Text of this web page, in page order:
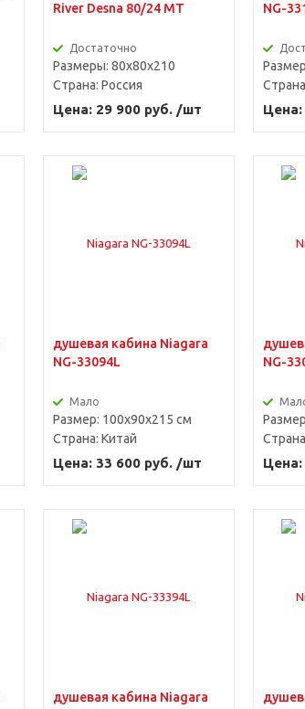
River Desna 80/24 MT
Достаточно
Размеры: 80x80x210
Страна: Россия
Цена: 29 900 руб. /шт
NG-
Цена:
душевая кабина Niagara
NG-33094L
Мало
Размер: 100х90х215 см
Страна: Китай
Цена: 33 600 руб. /шт
NG-
Цена:
душевая кабина Niagara